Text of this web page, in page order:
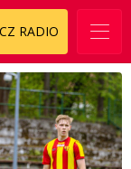
RADIO